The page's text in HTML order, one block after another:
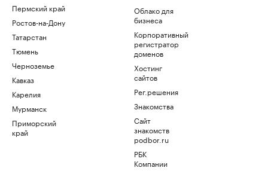
Пермский край
Ростов-на-Дону
Татарстан
Тюмень
Черноземье
Кавказ
Карелия
Мурманск
Приморский
край
Облако для
бизнеса
Корпоративный
регистратор
доменов
Хостинг
сайтов
Рег.решения
Знакомства
Сайт
знакомств
podbor.ru
РБК
Компании